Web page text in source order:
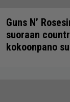
Guns N’
suoraan
kokoonpano